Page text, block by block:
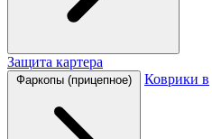
Защита картера
Фаркопы (прицепное) Коврики в